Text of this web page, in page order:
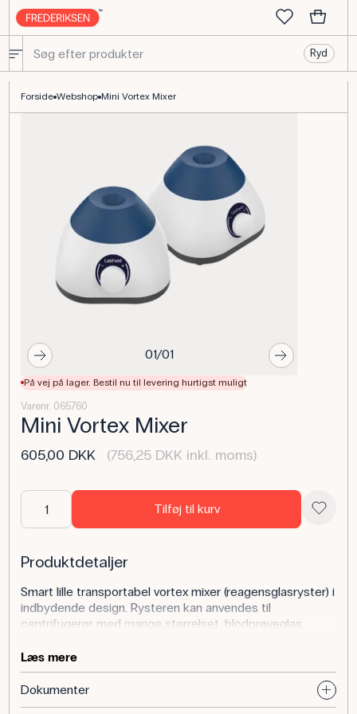
Ryd
Forside Webshop Mini Vortex Mixer
01/01
På vej på lager. Bestil nu til levering hurtigst muligt
Varenr. 065760
Mini Vortex Mixer
605,00 DKK (756,25 DKK inkl. moms)
Tilføj til kurv
Produktdetaljer
Smart lille transportabel vortex mixer (reagensglasryster) i
indbydende design. Rysteren kan anvendes til
centrifugerør med mange størrelset, blodprøveglas,
intervallet 0-3000 rpm ved hjælp af knap på siden af
apparatet. Knappen fungerer også som tænd/sluk.
Rysteren kan anvendes til omrøring af væskemængder
på op til 50 ml.
Læs mere
Dokumenter